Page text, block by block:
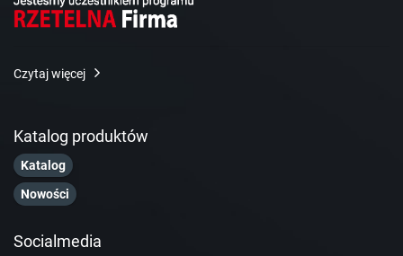
Czytaj więcej
Katalog produktów
Katalog
Nowości
Socialmedia